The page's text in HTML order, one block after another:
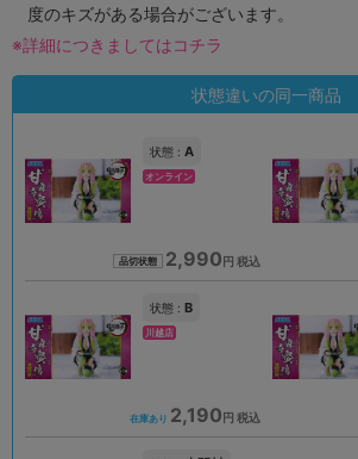
度のキズがある場合がございます。
※詳細につきましてはコチラ
状態違いの同一商品
状態 : A
オンライン
品切状態 2,990 円 税込
状態 : B
川越店
在庫あり 2,190 円 税込